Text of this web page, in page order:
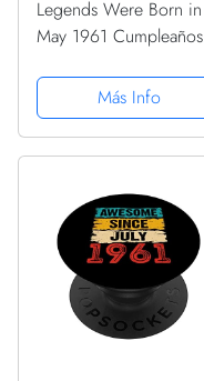
Legends Were Born in
May 1961 Cumpleaños
Intercambiable
Más Info